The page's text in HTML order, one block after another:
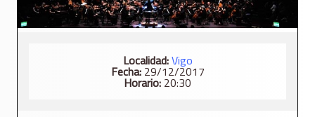
Localidad:Vigo
Fecha:29/12/2017
Horario: 20:30